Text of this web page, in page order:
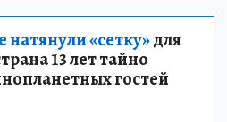
«сетку»для
13 лет тайно
гостей